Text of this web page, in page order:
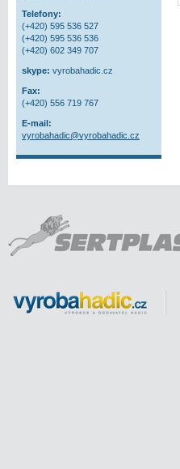
Telefony:
(+420) 595 536 527
(+420) 595 536 536
(+420) 602 349 707
skype: vyrobahadic.cz
Fax:
(+420) 556 719 767
E-mail:
vyrobahadic@vyrobahadic.cz